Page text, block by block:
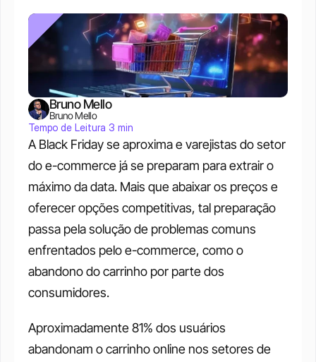
A Black Friday se aproxima e varejistas do setor
do e-commerce já se preparam para extrair o
máximo da data. Mais que abaixar os preços e
oferecer opções competitivas, tal preparação
passa pela solução de problemas comuns
enfrentados pelo e-commerce, como o
abandono do carrinho por parte dos
consumidores.
Aproximadamente 81% dos usuários
abandonam o carrinho online nos setores de
Bruno Mello
Bruno Mello
Tempo de Leitura 3 min